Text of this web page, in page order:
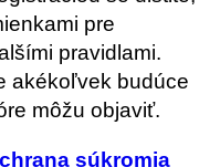
pre
pravidlami.
akékoľvek budúce
môžu objaviť.
súkromia